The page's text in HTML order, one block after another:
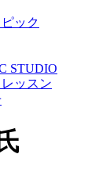
ック
STUDIO
ッスン